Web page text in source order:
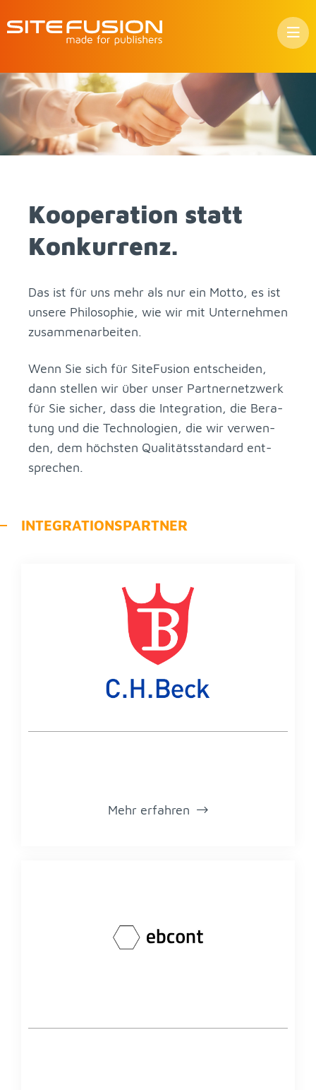
In­
halt
sprin­
gen
Ko­ope­ra­ti­on statt
Kon­kur­renz.
Das ist für uns mehr als nur ein Mot­to, es ist
un­se­re Phi­lo­so­phie, wie wir mit Un­ter­neh­men
zu­sam­men­ar­bei­ten.
Wenn Sie sich für Site­Fu­si­on ent­schei­den,
dann stel­len wir über un­ser Part­ner­netz­werk
für Sie si­cher, dass die In­te­gra­ti­on, die Be­ra­
tung und die Tech­no­lo­gi­en, die wir ver­wen­
den, dem höchs­ten Qua­li­täts­stan­dard ent­
spre­chen.
IN­TE­GRA­TI­ONS­PART­NER
Mehr er­fah­ren